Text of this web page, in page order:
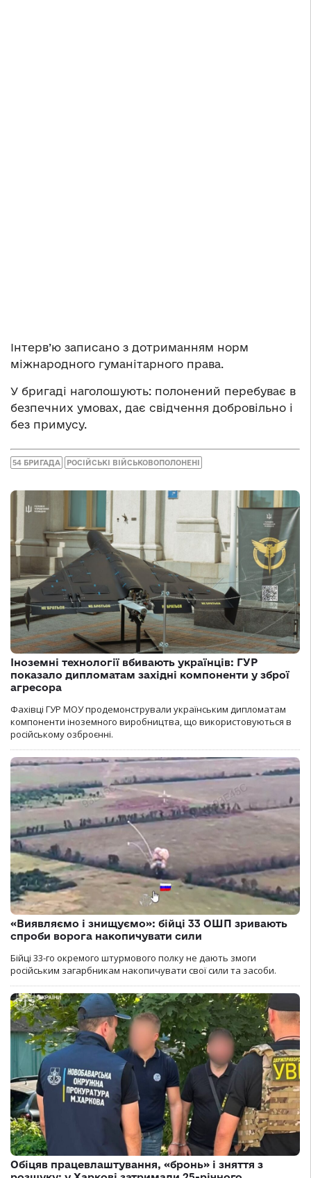
Інтерв’ю записано з дотриманням норм
міжнародного гуманітарного права.
У бригаді наголошують: полонений перебуває в
безпечних умовах, дає свідчення добровільно і
без примусу.
54 БРИГАДА РОСІЙСЬКІ ВІЙСЬКОВОПОЛОНЕНІ
Іноземні технології вбивають українців: ГУР
показало дипломатам західні компоненти у зброї
агресора
Фахівці ГУР МОУ продемонстрували українським дипломатам
компоненти іноземного виробництва, що використовуються в
російському озброєнні.
«Виявляємо і знищуємо»: бійці 33 ОШП зривають
спроби ворога накопичувати сили
Бійці 33-го окремого штурмового полку не дають змоги
російським загарбникам накопичувати свої сили та засоби.
Обіцяв працевлаштування, «бронь» і зняття з